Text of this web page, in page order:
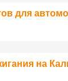
для
на